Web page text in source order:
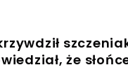
że